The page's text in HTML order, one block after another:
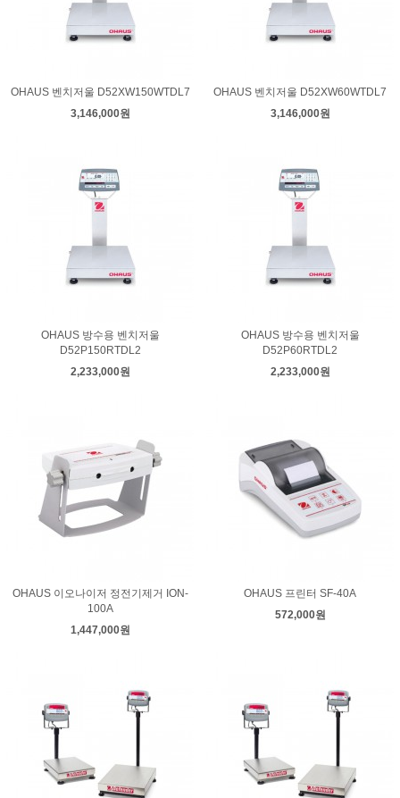
OHAUS 벤치저울 D52XW150WTDL7
3,146,000원
OHAUS 벤치저울 D52XW60WTDL7
3,146,000원
OHAUS 방수용 벤치저울
D52P150RTDL2
2,233,000원
OHAUS 방수용 벤치저울
D52P60RTDL2
2,233,000원
OHAUS 이오나이저 정전기제거 ION-
100A
1,447,000원
OHAUS 프린터 SF-40A
572,000원